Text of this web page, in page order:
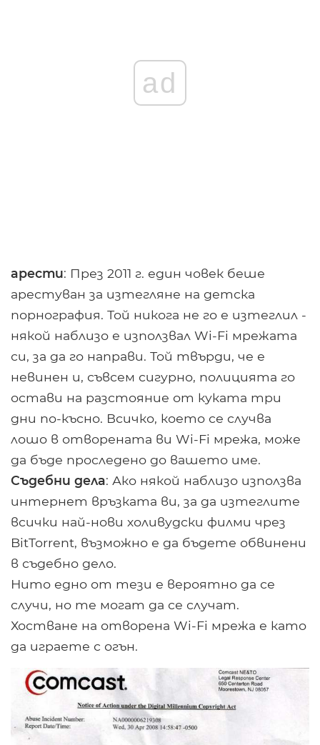
ad
арести: През 2011 г. един човек беше
арестуван за изтегляне на детска
порнография. Той никога не го е изтеглил -
някой наблизо е използвал Wi-Fi мрежата
си, за да го направи. Той твърди, че е
невинен и, съвсем сигурно, полицията го
остави на разстояние от куката три
дни по-късно. Всичко, което се случва
лошо в отворената ви Wi-Fi мрежа, може
да бъде проследено до вашето име.
Съдебни дела: Ако някой наблизо използва
интернет връзката ви, за да изтеглите
всички най-нови холивудски филми чрез
BitTorrent, възможно е да бъдете обвинени
в съдебно дело.
Нито едно от тези е вероятно да се
случи, но те могат да се случат.
Хостване на отворена Wi-Fi мрежа е като
да играете с огън.